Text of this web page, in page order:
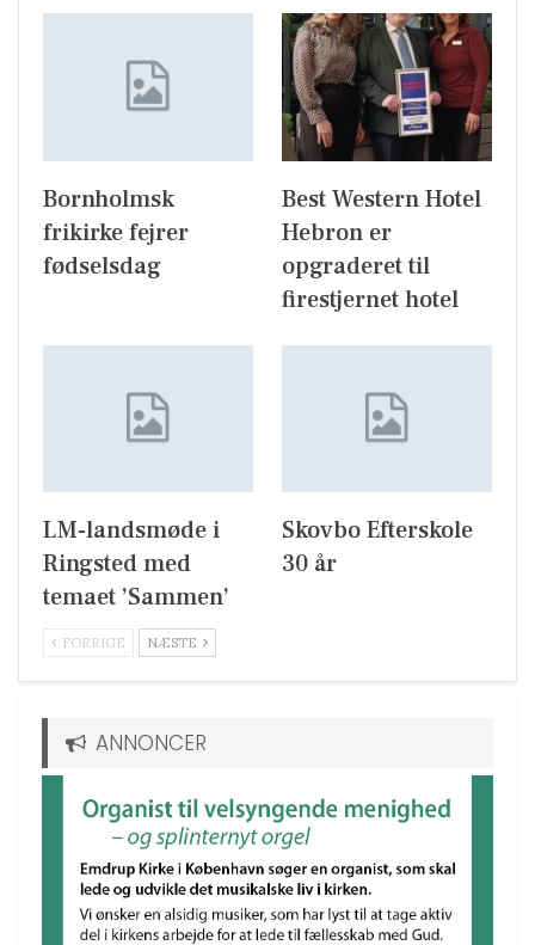
Bornholmsk
frikirke fejrer
fødselsdag
Best Western Hotel
Hebron er
opgraderet til
firestjernet hotel
LM-landsmøde i
Ringsted med
temaet ’Sammen’
Skovbo Efterskole
30 år
FORRIGE NÆSTE
ANNONCER